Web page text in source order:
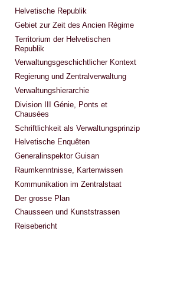
Helvetische Republik
Gebiet zur Zeit des Ancien Régime
Territorium der Helvetischen
Republik
Verwaltungsgeschichtlicher Kontext
Regierung und Zentralverwaltung
Verwaltungshierarchie
Division III Génie, Ponts et
Chausées
Schriftlichkeit als Verwaltungsprinzip
Helvetische Enquêten
Generalinspektor Guisan
Raumkenntnisse, Kartenwissen
Kommunikation im Zentralstaat
Der grosse Plan
Chausseen und Kunststrassen
Reisebericht